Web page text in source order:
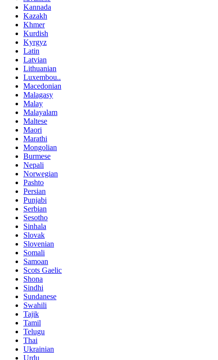
Kannada
Kazakh
Khmer
Kurdish
Kyrgyz
Latin
Latvian
Lithuanian
Luxembou..
Macedonian
Malagasy
Malay
Malayalam
Maltese
Maori
Marathi
Mongolian
Burmese
Nepali
Norwegian
Pashto
Persian
Punjabi
Serbian
Sesotho
Sinhala
Slovak
Slovenian
Somali
Samoan
Scots Gaelic
Shona
Sindhi
Sundanese
Swahili
Tajik
Tamil
Telugu
Thai
Ukrainian
Urdu